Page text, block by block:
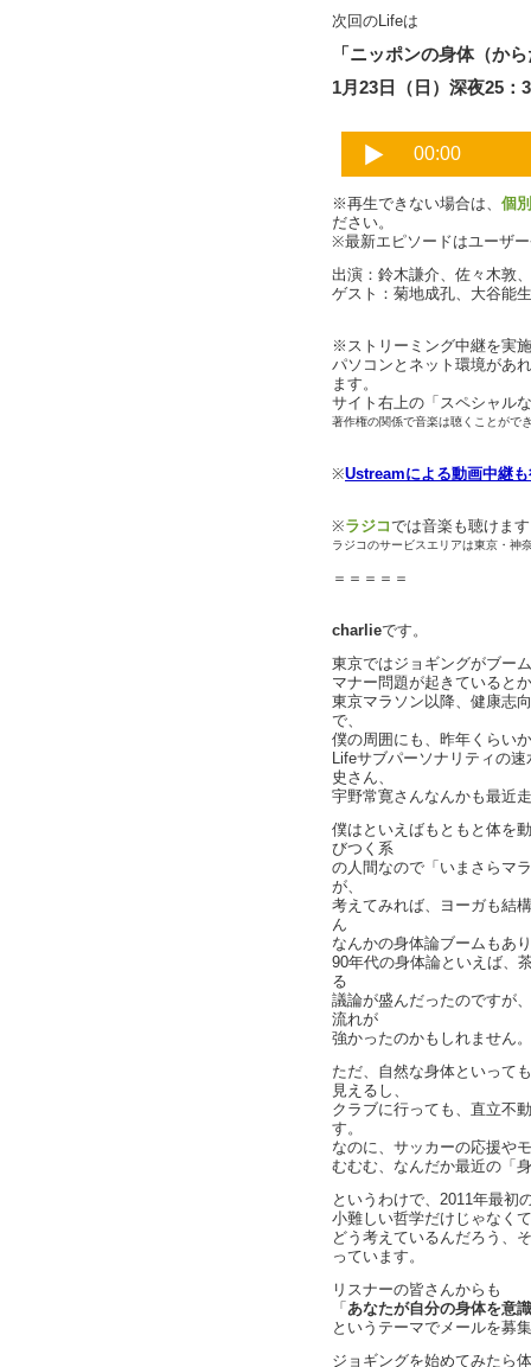
次回のLifeは
「ニッポンの身体（か
1月23日（日）深夜25：
※再生できない場合は、 個
ださい。
※最新エピソードはユーザ
出演：鈴木謙介、佐々木敦
ゲスト：菊地成孔、大谷能生
※ストリーミング中継を実
パソコンとネット環境があ
ます。
サイト右上の「スペシャル
著作権の関係で音楽は聴くことがで
※Ustreamによる動画中継
※ラジコでは音楽も聴けま
ラジコのサービスエリアは東京・神
＝＝＝＝＝
charlieです。
東京ではジョギングがブー
マナー問題が起きていると
東京マラソン以降、健康志
で、
僕の周囲にも、昨年くらい
Lifeサブパーソナリティの
史さん、
宇野常寛さんなんかも最近
僕はといえばもともと体を
びつく系
の人間なので「いまさらマ
が、
考えてみれば、ヨーガも結
ん
なんかの身体論ブームもあ
90年代の身体論といえば、
る
議論が盛んだったのですが
流れが
強かったのかもしれません。
ただ、自然な身体といって
見えるし、
クラブに行っても、直立不
す。
なのに、サッカーの応援や
むむむ、なんだか最近の「
というわけで、2011年最初
小難しい哲学だけじゃなく
どう考えているんだろう、
っています。
リスナーの皆さんからも
「 あなたが自分の身体を意
というテーマでメールを募
ジョギングを始めてみたら